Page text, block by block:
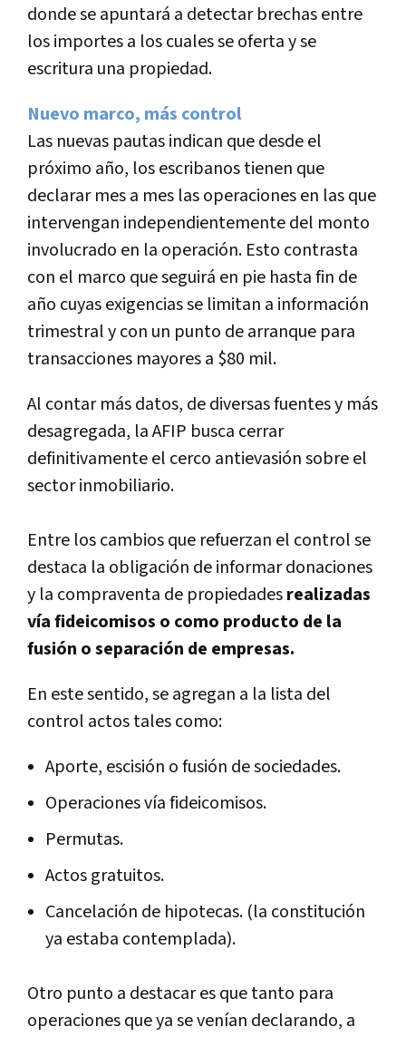
donde se apuntará a detectar brechas entre
los importes a los cuales se oferta y se
escritura una propiedad.
Nuevo marco, más control
Las nuevas pautas indican que desde el
próximo año, los escribanos tienen que
declarar mes a mes las operaciones en las que
intervengan independientemente del monto
involucrado en la operación. Esto contrasta
con el marco que seguirá en pie hasta fin de
año cuyas exigencias se limitan a información
trimestral y con un punto de arranque para
transacciones mayores a $80 mil.
Al contar más datos, de diversas fuentes y más
desagregada, la AFIP busca cerrar
definitivamente el cerco antievasión sobre el
sector inmobiliario.
Entre los cambios que refuerzan el control se
destaca la obligación de informar donaciones
y la compraventa de propiedadesrealizadas
ví­a fideicomisos o como producto de la
fusión o separación de empresas.
En este sentido, se agregan a la lista del
control actos tales como:
Aporte, escisión o fusión de sociedades.
Operaciones ví­a fideicomisos.
Permutas.
Actos gratuitos.
Cancelación de hipotecas. (la constitución
ya estaba contemplada).
Otro punto a destacar es que tanto para
operaciones que ya se vení­an declarando, a